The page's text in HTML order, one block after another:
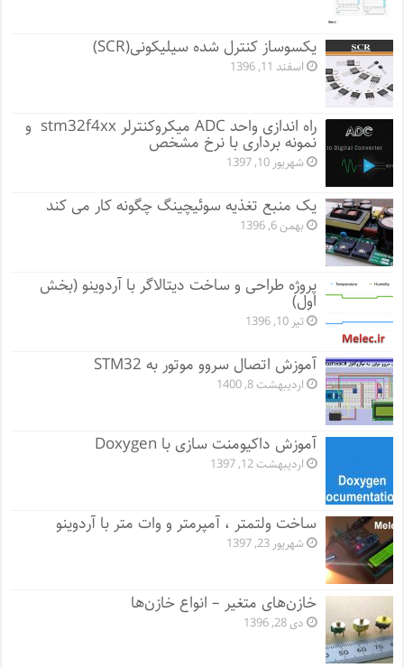
یکسوساز کنترل شده سیلیکونی(SCR)
اسفند 11, 1396
راه اندازی واحد ADC میکروکنترلر stm32f4xx و
نمونه برداری با نرخ مشخص
شهریور 10, 1397
یک منبع تغذیه سوئیچینگ چگونه کار می کند
بهمن 6, 1396
پروژه طراحی و ساخت دیتالاگر با آردوینو (بخش
اول)
تیر 10, 1396
آموزش اتصال سروو موتور به STM32
اردیبهشت 8, 1400
آموزش داکیومنت سازی با Doxygen
اردیبهشت 12, 1397
ساخت ولتمتر ، آمپرمتر و وات متر با آردوینو
شهریور 23, 1397
خازن‌های متغیر – انواع خازن‌ها
دی 28, 1396